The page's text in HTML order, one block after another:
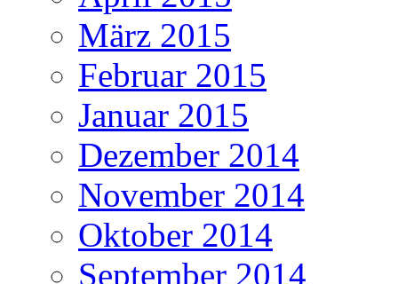
März 2015
Februar 2015
Januar 2015
Dezember 2014
November 2014
Oktober 2014
September 2014